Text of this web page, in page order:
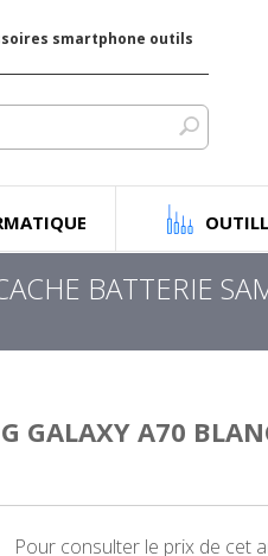
smartphone outils
BATTERIE
GALAXY A70
Pour consulter le prix de cet